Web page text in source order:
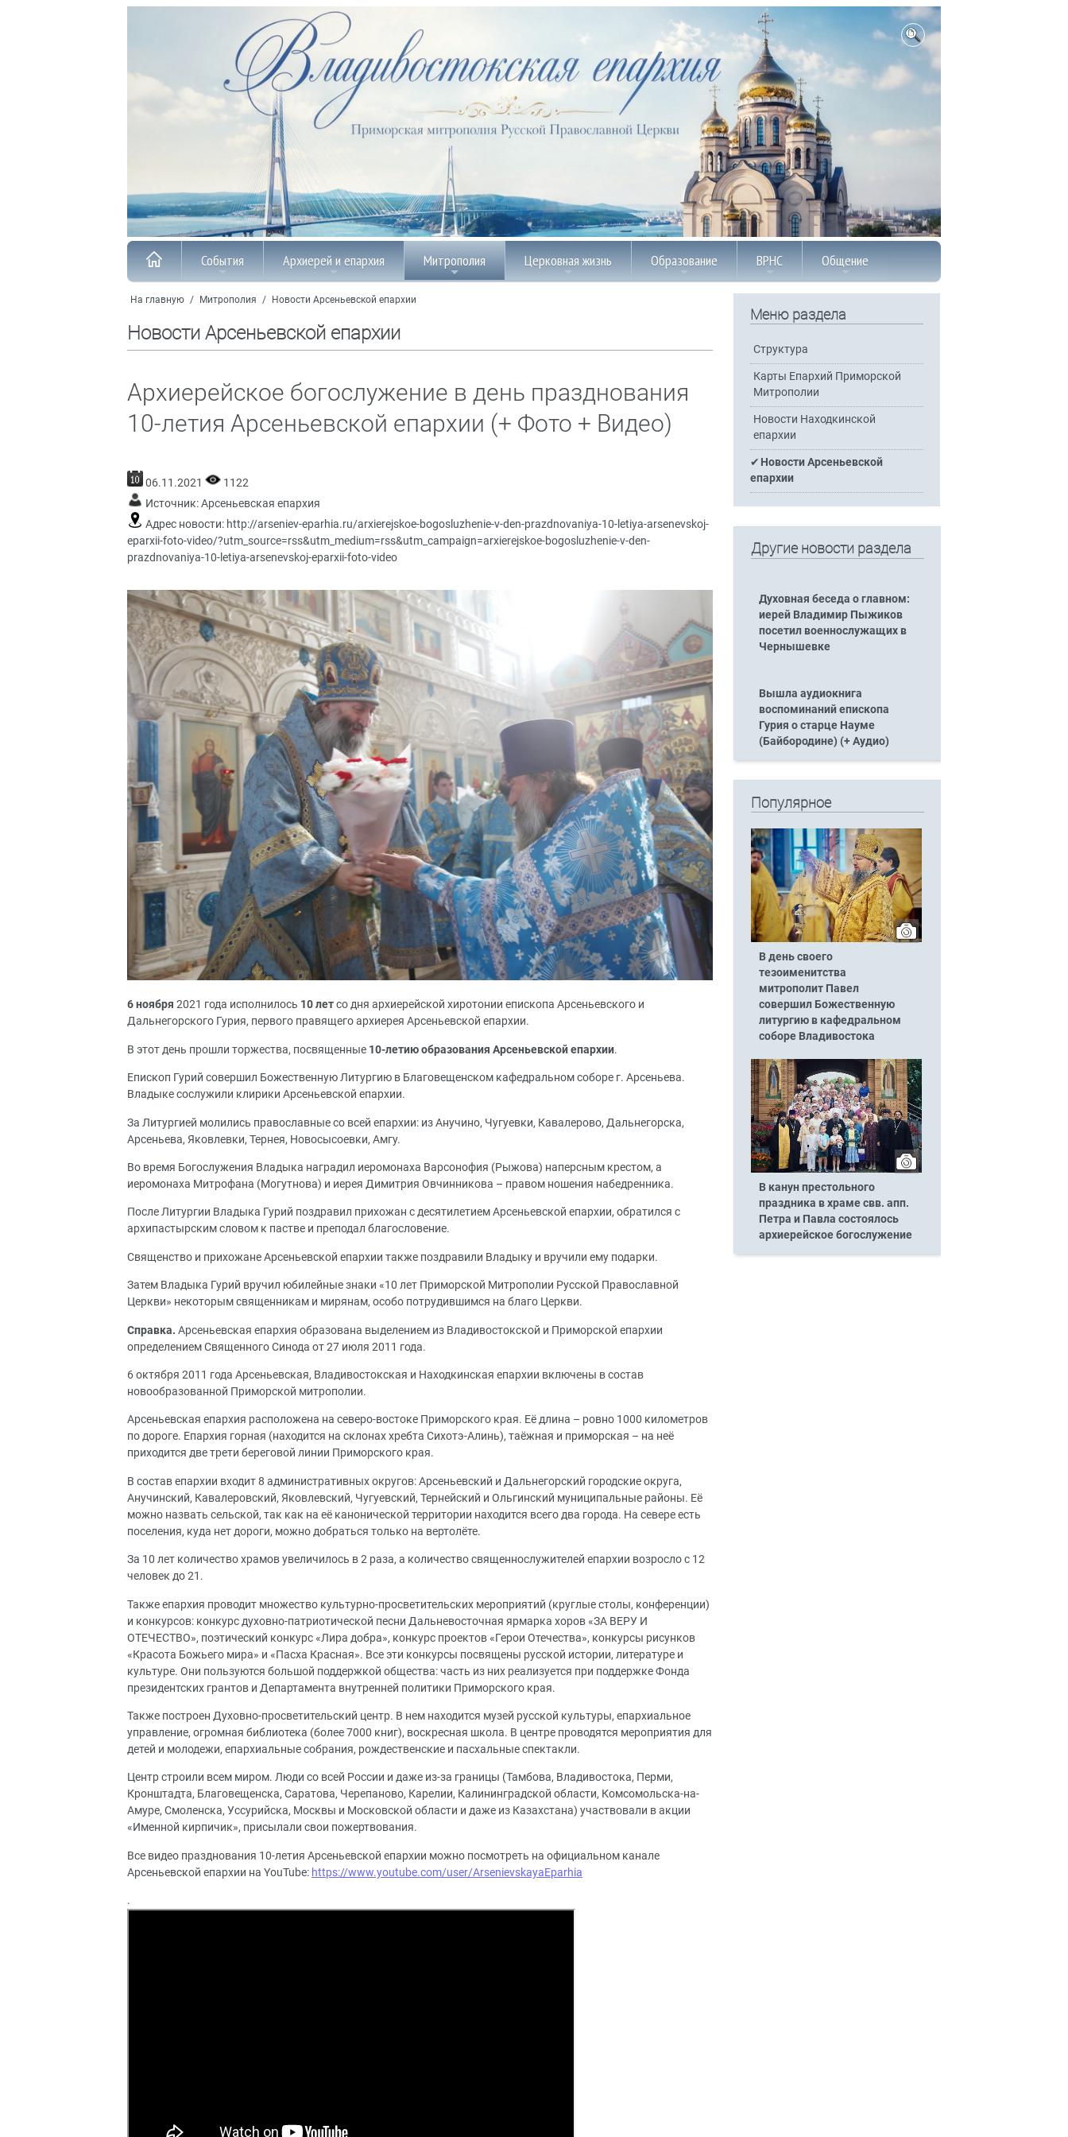
События Архиерей и епархия Митрополия Церковная жизнь Образование ВРНС Общение
На главную / Митрополия / Новости Арсеньевской епархии
Новости Арсеньевской епархии
Архиерейское богослужение в день празднования
10-летия Арсеньевской епархии (+ Фото + Видео)
06.11.2021
1122
Источник:Арсеньевская епархия
Адрес новости: http://arseniev-eparhia.ru/arxierejskoe-bogosluzhenie-v-den-prazdnovaniya-10-letiya-arsenevskoj-
eparxii-foto-video/?utm_source=rss&utm_medium=rss&utm_campaign=arxierejskoe-bogosluzhenie-v-den-
prazdnovaniya-10-letiya-arsenevskoj-eparxii-foto-video
6 ноября 2021 года исполнилось 10 летсо дня архиерейской хиротонии епископа Арсеньевского и
Дальнегорского Гурия, первого правящего архиерея Арсеньевской епархии.
В этот день прошли торжества, посвященные 10-летию образования Арсеньевской епархии.
Епископ Гурий совершил Божественную Литургию в Благовещенском кафедральном соборе г. Арсеньева.
Владыке сослужили клирики Арсеньевской епархии.
За Литургией молились православные со всей епархии: из Анучино, Чугуевки, Кавалерово, Дальнегорска,
Арсеньева, Яковлевки, Тернея, Новосысоевки, Амгу.
Во время Богослужения Владыка наградил иеромонаха Варсонофия (Рыжова) наперсным крестом, а
иеромонаха Митрофана (Могутнова) и иерея Димитрия Овчинникова – правом ношения набедренника.
После Литургии Владыка Гурий поздравил прихожан с десятилетием Арсеньевской епархии, обратился с
архипастырским словом к пастве и преподал благословение.
Священство и прихожане Арсеньевской епархии также поздравили Владыку и вручили ему подарки.
Затем Владыка Гурий вручил юбилейные знаки «10 лет Приморской Митрополии Русской Православной
Церкви» некоторым священникам и мирянам, особо потрудившимся на благо Церкви.
Справка. Арсеньевская епархия образована выделением из Владивостокской и Приморской епархии
определением Священного Синода от 27 июля 2011 года.
6 октября 2011 года Арсеньевская, Владивостокская и Находкинская епархии включены в состав
новообразованной Приморской митрополии.
Арсеньевская епархия расположена на северо-востоке Приморского края. Её длина – ровно 1000 километров
по дороге. Епархия горная (находится на склонах хребта Сихотэ-Алинь), таёжная и приморская – на неё
приходится две трети береговой линии Приморского края.
В состав епархии входит 8 административных округов: Арсеньевский и Дальнегорский городские округа,
Анучинский, Кавалеровский, Яковлевский, Чугуевский, Тернейский и Ольгинский муниципальные районы. Её
можно назвать сельской, так как на её канонической территории находится всего два города. На севере есть
поселения, куда нет дороги, можно добраться только на вертолёте.
За 10 лет количество храмов увеличилось в 2 раза, а количество священнослужителей епархии возросло с 12
человек до 21.
Также епархия проводит множество культурно-просветительских мероприятий (круглые столы, конференции)
и конкурсов: конкурс духовно-патриотической песни Дальневосточная ярмарка хоров «ЗА ВЕРУ И
ОТЕЧЕСТВО», поэтический конкурс «Лира добра», конкурс проектов «Герои Отечества», конкурсы рисунков
«Красота Божьего мира» и «Пасха Красная». Все эти конкурсы посвящены русской истории, литературе и
культуре. Они пользуются большой поддержкой общества: часть из них реализуется при поддержке Фонда
президентских грантов и Департамента внутренней политики Приморского края.
Также построен Духовно-просветительский центр. В нем находится музей русской культуры, епархиальное
управление, огромная библиотека (более 7000 книг), воскресная школа. В центре проводятся мероприятия для
детей и молодежи, епархиальные собрания, рождественские и пасхальные спектакли.
Центр строили всем миром. Люди со всей России и даже из-за границы (Тамбова, Владивостока, Перми,
Кронштадта, Благовещенска, Саратова, Черепаново, Карелии, Калининградской области, Комсомольска-на-
Амуре, Смоленска, Уссурийска, Москвы и Московской области и даже из Казахстана) участвовали в акции
«Именной кирпичик», присылали свои пожертвования.
Все видео празднования 10-летия Арсеньевской епархии можно посмотреть на официальном канале
Арсеньевской епархии на YouTube: https://www.youtube.com/user/ArsenievskayaEparhia
.
Меню раздела
Структура
Карты Епархий Приморской
Митрополии
Новости Находкинской
епархии
Новости Арсеньевской
епархии
Другие новости раздела
Духовная беседа о главном:
иерей Владимир Пыжиков
посетил военнослужащих в
Чернышевке
Вышла аудиокнига
воспоминаний епископа
Гурия о старце Науме
(Байбородине) (+ Аудио)
Популярное
В день своего
тезоименитства
митрополит Павел
совершил Божественную
литургию в кафедральном
соборе Владивостока
В канун престольного
праздника в храме свв. апп.
Петра и Павла состоялось
архиерейское богослужение